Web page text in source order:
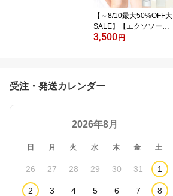
ア メンズ ダーマペン
【～8/10最大50%OFF大
SALE】【エクソソーム/
ヒト幹細胞 化粧水】 120
湿化粧水 無添加 ギフト
対応 egf fgf 成長因子 グ
グケア
3,500 円
受注・発送カレンダー
2026年8月
日 月 火 水 木 金 土
26 27 28 29 30 31 1
2 3 4 5 6 7 8